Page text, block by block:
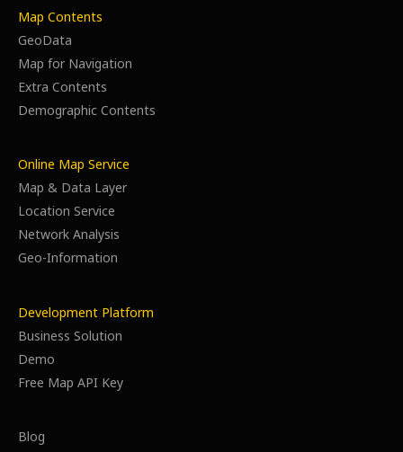
Map Contents
GeoData
Map for Navigation
Extra Contents
Demographic Contents
Online Map Service
Map & Data Layer
Location Service
Network Analysis
Geo-Information
Development Platform
Business Solution
Demo
Free Map API Key
Blog